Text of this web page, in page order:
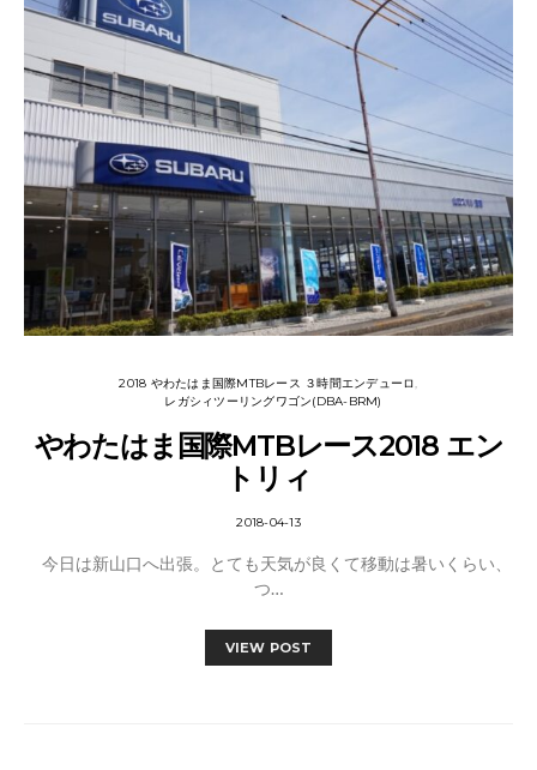
2018 やわたはま国際MTBレース ３時間エンデューロ
レガシィツーリングワゴン(DBA-BRM)
やわたはま国際MTBレース2018 エン
トリィ
2018-04-13
今日は新山口へ出張。とても天気が良くて移動は暑いくらい、
つ…
VIEW POST